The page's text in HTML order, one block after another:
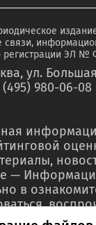
регистрации ЭЛ №
ул.
980-06-08
—
в
полностью,